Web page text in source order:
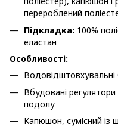
перероблений
Підкладка: 100%
еластан
Особливості:
Водовідштовхувальні
Вбудовані
подолу
Капюшон, сумісний із